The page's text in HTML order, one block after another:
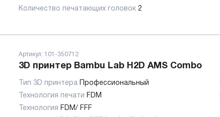
Количество печатающих головок 2
Артикул: 101-350712
3D принтер Bambu Lab H2D AMS Combo
Тип 3D принтера
Профессиональный
Технология печати FDM
Технология FDM/ FFF